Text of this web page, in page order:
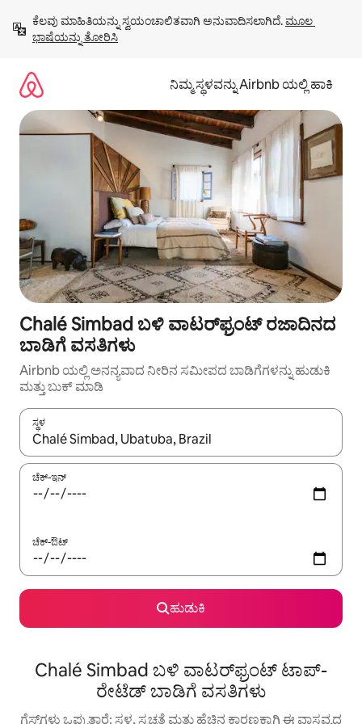
ಹೋಗಿ
ಕೆಲವು ಮಾಹಿತಿಯನ್ನು ಸ್ವಯಂಚಾಲಿತವಾಗಿ ಅನುವಾದಿಸಲಾಗಿದೆ. ಮೂಲ
ಭಾಷೆಯನ್ನು ತೋರಿಸಿ
ನಿಮ್ಮ ಸ್ಥಳವನ್ನು Airbnb ಯಲ್ಲಿ ಹಾಕಿ
Chalé Simbad ಬಳಿ ವಾಟರ್‌ಫ್ರಂಟ್ ರಜಾದಿನದ
ಬಾಡಿಗೆ ವಸತಿಗಳು
Airbnb ಯಲ್ಲಿ ಅನನ್ಯವಾದ ನೀರಿನ ಸಮೀಪದ ಬಾಡಿಗೆಗಳನ್ನು ಹುಡುಕಿ
ಮತ್ತು ಬುಕ್ ಮಾಡಿ
ಸ್ಥಳ
ಫಲಿತಾಂಶಗಳು ಲಭ್ಯವಿರುವಾಗ, ಅಪ್ ಮತ್ತು ಡೌನ್ ಬಾಣದ ಕೀಲಿಗಳೊಂದಿಗೆ
ಚೆಕ್-ಇನ್
ಚೆಕ್-ಔಟ್
ಹುಡುಕಿ
Chalé Simbad ಬಳಿ ವಾಟರ್‌ಫ್ರಂಟ್ ಟಾಪ್-
ರೇಟೆಡ್ ಬಾಡಿಗೆ ವಸತಿಗಳು
ಗೆಸ್ಟ್‌ಗಳು ಒಪ್ಪುತ್ತಾರೆ: ಸ್ಥಳ, ಸ್ವಚ್ಛತೆ ಮತ್ತು ಹೆಚ್ಚಿನ ಕಾರಣಕ್ಕಾಗಿ ಈ ವಾಸ್ತವ್ಯದ